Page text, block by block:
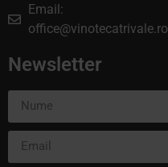
Email:
office@vinotecatrivale.ro
Newsletter